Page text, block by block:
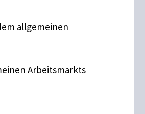
allgemeinen
Arbeitsmarkts